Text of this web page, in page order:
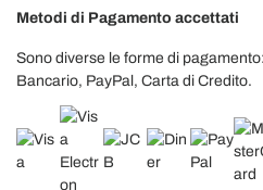
Metodi di Pagamento accettati
Sono diverse le forme di
Bancario, PayPal, Carta di Credito.